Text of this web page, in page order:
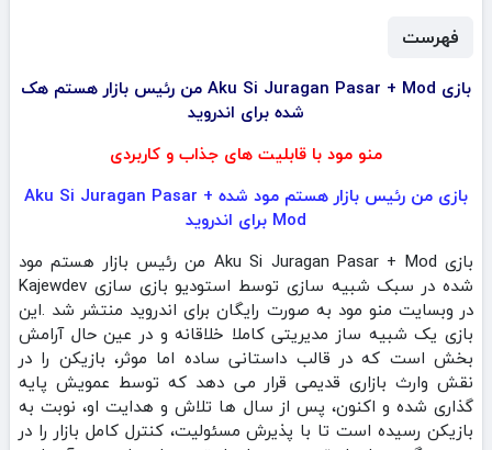
فهرست
بازی Aku Si Juragan Pasar + Mod من رئیس بازار هستم هک
شده برای اندروید
منو مود با قابلیت های جذاب و کاربردی
بازی من رئیس بازار هستم مود شده Aku Si Juragan Pasar +
Mod برای اندروید
بازی Aku Si Juragan Pasar + Mod من رئیس بازار هستم مود
در وبسایت منو مود به صورت رایگان برای اندروید منتشر شد .این
بازی یک شبیه‌ ساز مدیریتی کاملا خلاقانه و در عین حال آرامش‌
بخش است که در قالب داستانی ساده اما موثر، بازیکن را در
نقش وارث بازاری قدیمی قرار می‌ دهد که توسط عمویش پایه‌
گذاری شده و اکنون، پس از سال‌ ها تلاش و هدایت او، نوبت به
بازیکن رسیده است تا با پذیرش مسئولیت، کنترل کامل بازار را در